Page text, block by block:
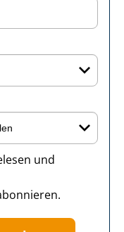
und